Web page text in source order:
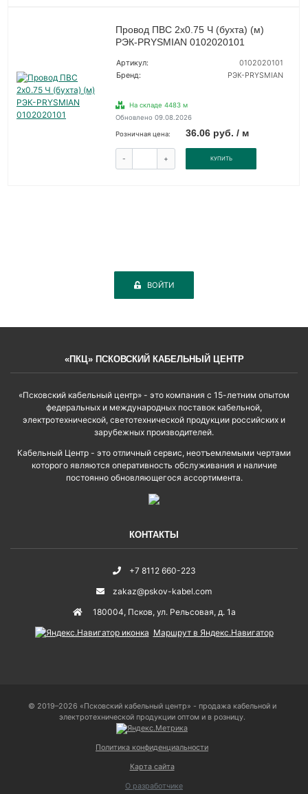
Провод ПВС 2х0.75 Ч (бухта) (м)
РЭК-PRYSMIAN 0102020101
Артикул:
0102020101
Бренд:
РЭК-PRYSMIAN
На складе 4483 м
Обновлено 09.08.2026
Розничная цена: 36.06 руб. / м
- + КУПИТЬ
ВОЙТИ
«ПКЦ» ПСКОВСКИЙ КАБЕЛЬНЫЙ ЦЕНТР
«Псковский кабельный центр» - это компания с 15-летним опытом
федеральных и международных поставок кабельной,
электротехнической, светотехнической продукции российских и
зарубежных производителей.
Кабельный Центр - это отличный сервис, неотъемлемыми чертами
которого являются оперативность обслуживания и наличие
постоянно обновляющегося ассортимента.
КОНТАКТЫ
+7 8112 660-223
zakaz@pskov-kabel.com
180004, Псков, ул. Рельсовая, д. 1а
Маршрут в Яндекс.Навигатор
© 2019–2026 «Псковский кабельный центр» - продажа кабельной и
электротехнической продукции оптом и в розницу.
Политика конфиденциальности
Карта сайта
О разработчике